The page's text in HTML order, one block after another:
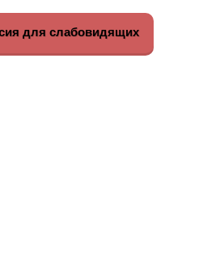
для слабовидящих